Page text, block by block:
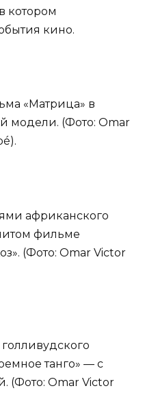
котором
кино.
«Матрица» в
модели. (Фото: Omar
африканского
фильме
(Фото: Omar Victor
танго» — с
(Фото: Omar Victor